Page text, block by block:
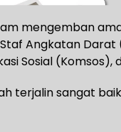
mengemban
Angkatan
Sosial (Komsos),
terjalin sangat